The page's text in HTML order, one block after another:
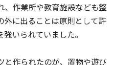
、作業所や教育施設なども整
外に出ることは原則として許
いられていました。
と作られたのが、置物や遊び